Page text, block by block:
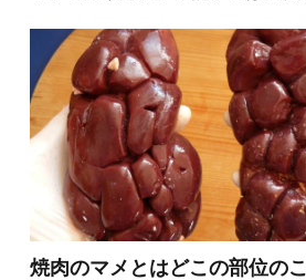
焼肉のマメとはどこの部位の